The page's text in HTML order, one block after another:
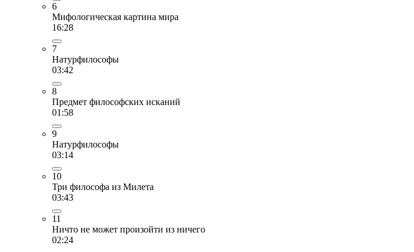
6
Мифологическая картина мира
16:28
7
Натурфилософы
03:42
8
Предмет философских исканий
01:58
9
Натурфилософы
03:14
10
Три философа из Милета
03:43
11
Ничто не может произойти из ничего
02:24